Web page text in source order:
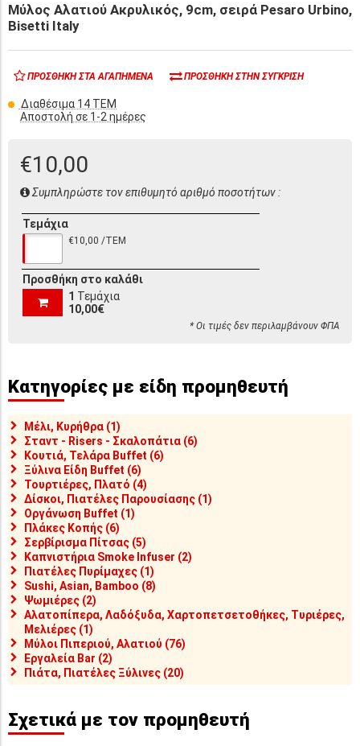
Μύλος Αλατιού Ακρυλικός, 9cm, σειρά Pesaro Urbino,
Bisetti Italy
ΠΡΟΣΘΉΚΗ ΣΤΑ ΑΓΑΠΗΜΈΝΑ ΠΡΟΣΘΉΚΗ ΣΤΗΝ ΣΎΓΚΡΙΣΗ
Διαθέσιμα 14 ΤΕΜ
Αποστολή σε 1-2 ημέρες
€10,00
Συμπληρώστε τον επιθυμητό αριθμό ποσοτήτων :
Τεμάχια
€10,00 /ΤΕΜ
Προσθήκη στο καλάθι
1 Τεμάχια
10,00€
* Οι τιμές δεν περιλαμβάνουν ΦΠΑ
Κατηγορίες με είδη προμηθευτή
Μέλι, Κυρήθρα (1)
Σταντ - Risers - Σκαλοπάτια (6)
Κουτιά, Τελάρα Buffet (6)
Ξύλινα Είδη Buffet (6)
Τουρτιέρες, Πλατό (4)
Δίσκοι, Πιατέλες Παρουσίασης (1)
Οργάνωση Buffet (1)
Πλάκες Κοπής (6)
Σερβίρισμα Πίτσας (5)
Καπνιστήρια Smoke Infuser (2)
Πιατέλες Πυρίμαχες (1)
Sushi, Asian, Bamboo (8)
Ψωμιέρες (2)
Αλατοπίπερα, Λαδόξυδα, Χαρτοπετσετοθήκες, Τυριέρες,
Μελιέρες (1)
Μύλοι Πιπεριού, Αλατιού (76)
Εργαλεία Bar (2)
Πιάτα, Πιατέλες Ξύλινες (20)
Σχετικά με τον προμηθευτή